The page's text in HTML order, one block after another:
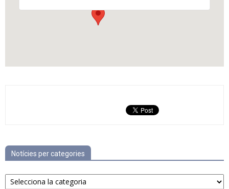
Notícies per categories
Notícies
per